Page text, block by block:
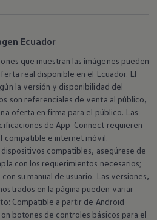
Ecuador
que muestran las imágenes pueden
real disponible en el Ecuador. El
la versión y disponibilidad del
son referenciales de venta al público,
oferta en firma para el público. Las
de App-Connect requieren
compatible e internet móvil.
compatibles, asegúrese de
con los requerimientos necesarios;
su manual de usuario. Las versiones,
en la página pueden variar
Compatible a partir de Android
botones de controles básicos para el